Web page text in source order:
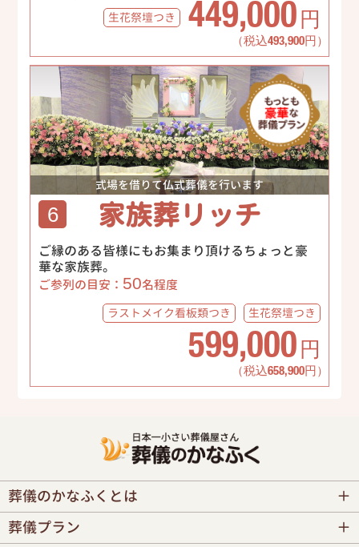
生花祭壇つき 449,000 円
（税込493,900円）
式場を借りて仏式葬儀を行います
6 家族葬リッチ
ご縁のある皆様にもお集まり頂けるちょっと豪
華な家族葬。
ご参列の目安： 50名程度
ラストメイク看板類つき 生花祭壇つき
599,000 円
（税込658,900円）
葬儀のかなふくとは
葬儀プラン